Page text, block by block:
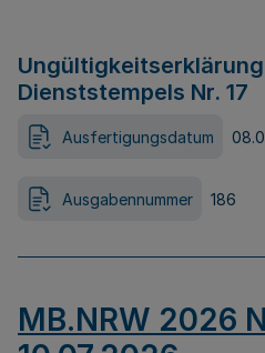
Dienststempels Nr. 17
Ausfertigungsdatum
Ausgabennummer 186
MB.NRW 2026